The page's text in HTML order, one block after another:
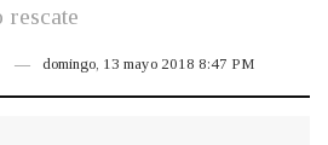
domingo, 13 mayo 2018 8:47 PM